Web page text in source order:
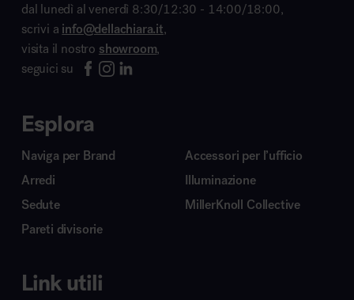
dal lunedì al venerdì 8:30/12:30 - 14:00/18:00,
scrivi a info@dellachiara.it,
visita il nostro showroom,
seguici su
Esplora
Naviga per Brand
Arredi
Sedute
Pareti divisorie
Accessori per l’ufficio
Illuminazione
MillerKnoll Collective
Link utili